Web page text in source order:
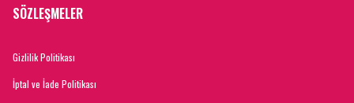
SÖZLEŞMELER
Gizlilik Politikası
İptal ve İade Politikası